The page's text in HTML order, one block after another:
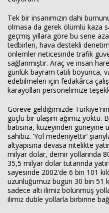
Tek bir insanımızın dahi
olmasa da gerek ölümlü kaza
geçmiş yıllara göre bu sene
tedbirleri, hava destekli
önlemler neticesinde trafik
sağlanmıştır. Araç ve insan
günlük bayram tatili boyunca,
edebilmeleri için fedakârca
karayolları personelimize
Göreve geldiğimizde
güçlü bir ulaşım ağımız
batısına, kuzeyinden güneyine
sahibiz. ‘Yol medeniyettir’
altyapısına devasa nitelikte
milyar dolar, demir yollarında
35,5 milyar dolar tutarında
sayesinde 2002'de 6 bin 101
uzunluğumuz bugün 30 bin 51
sadece altı ilimiz bölünmüş
ilimiz duble yollarla birbirine